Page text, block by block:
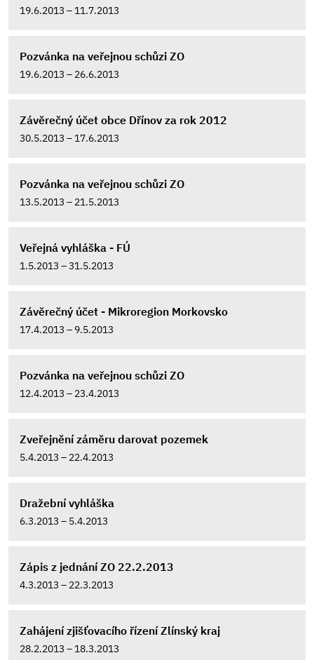
19.6.2013 – 11.7.2013
Pozvánka na veřejnou schůzi ZO
19.6.2013 – 26.6.2013
Závěrečný účet obce Dřínov za rok 2012
30.5.2013 – 17.6.2013
Pozvánka na veřejnou schůzi ZO
13.5.2013 – 21.5.2013
Veřejná vyhláška - FÚ
1.5.2013 – 31.5.2013
Závěrečný účet - Mikroregion Morkovsko
17.4.2013 – 9.5.2013
Pozvánka na veřejnou schůzi ZO
12.4.2013 – 23.4.2013
Zveřejnění záměru darovat pozemek
5.4.2013 – 22.4.2013
Dražební vyhláška
6.3.2013 – 5.4.2013
Zápis z jednání ZO 22.2.2013
4.3.2013 – 22.3.2013
Zahájení zjišťovacího řízení Zlínský kraj
28.2.2013 – 18.3.2013